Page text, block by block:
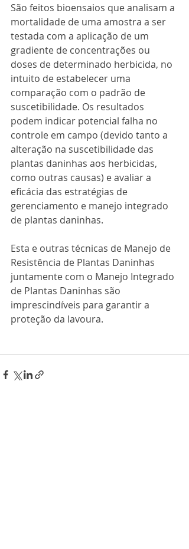
São feitos bioensaios que analisam a
mortalidade de uma amostra a ser
testada com a aplicação de um
gradiente de concentrações ou
doses de determinado herbicida, no
intuito de estabelecer uma
comparação com o padrão de
suscetibilidade. Os resultados
podem indicar potencial falha no
controle em campo (devido tanto a
alteração na suscetibilidade das
plantas daninhas aos herbicidas,
como outras causas) e avaliar a
eficácia das estratégias de
gerenciamento e manejo integrado
de plantas daninhas.
Esta e outras técnicas de Manejo de
Resistência de Plantas Daninhas
juntamente com o Manejo Integrado
de Plantas Daninhas são
imprescindíveis para garantir a
proteção da lavoura.